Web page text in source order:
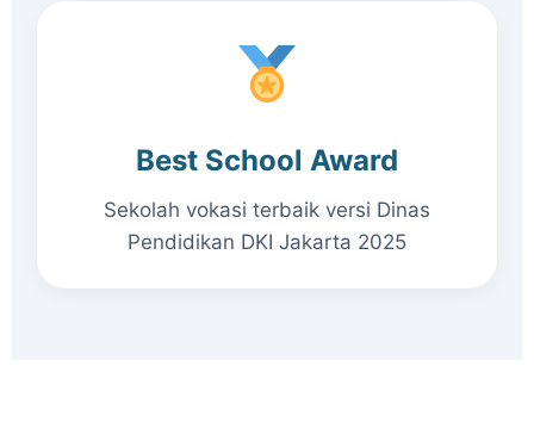
Best School Award
Sekolah vokasi terbaik versi Dinas
Pendidikan DKI Jakarta 2025